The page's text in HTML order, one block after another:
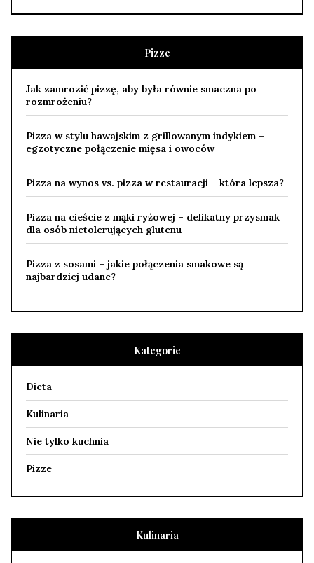
Pizze
Jak zamrozić pizzę, aby była równie smaczna po
rozmrożeniu?
Pizza w stylu hawajskim z grillowanym indykiem –
egzotyczne połączenie mięsa i owoców
Pizza na wynos vs. pizza w restauracji – która lepsza?
Pizza na cieście z mąki ryżowej – delikatny przysmak
dla osób nietolerujących glutenu
Pizza z sosami – jakie połączenia smakowe są
najbardziej udane?
Kategorie
Dieta
Kulinaria
Nie tylko kuchnia
Pizze
Kulinaria